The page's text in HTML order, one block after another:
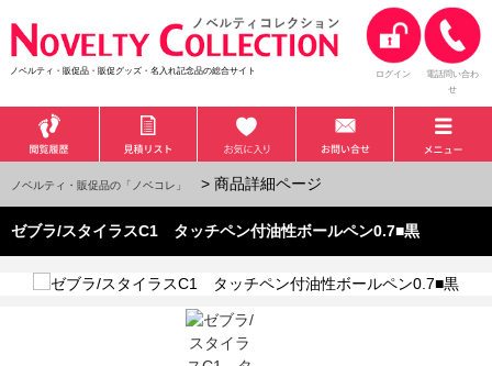
ノベルティ・販促品・販促グッズ・名入れ記念品の総合サイト ログイン
電話問い合わ
せ
ノベルティ・販促品の「ノベコレ」 > 商品詳細ページ
ゼブラ/スタイラスC1 タッチペン付油性ボールペン0.7■黒